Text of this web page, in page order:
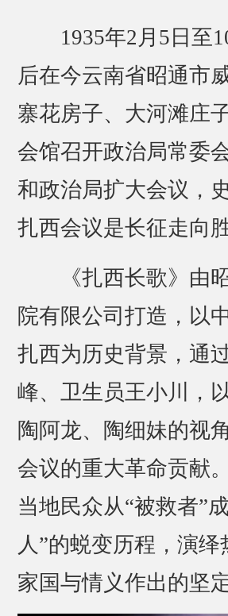
1935年2月5日至
后在今云南省昭通市
寨花房子、大河滩庄
会馆召开政治局常委
和政治局扩大会议，
扎西会议是长征走向
《扎西长歌》由昭
院有限公司打造，以
扎西为历史背景，通
峰、卫生员王小川，
陶阿龙、陶细妹的视
会议的重大革命贡献
当地民众从“被救者”
人”的蜕变历程，演
家国与情义作出的坚